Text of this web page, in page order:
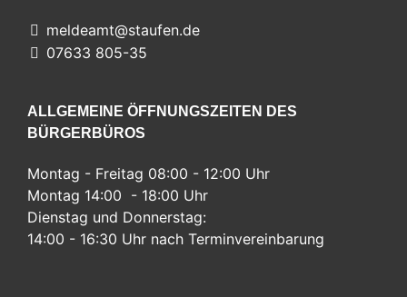
meldeamt@staufen.de
07633 805-35
ALLGEMEINE ÖFFNUNGSZEITEN DES
BÜRGERBÜROS
Montag - Freitag 08:00 - 12:00 Uhr
Montag 14:00 - 18:00 Uhr
Dienstag und Donnerstag:
14:00 - 16:30 Uhr nach Terminvereinbarung